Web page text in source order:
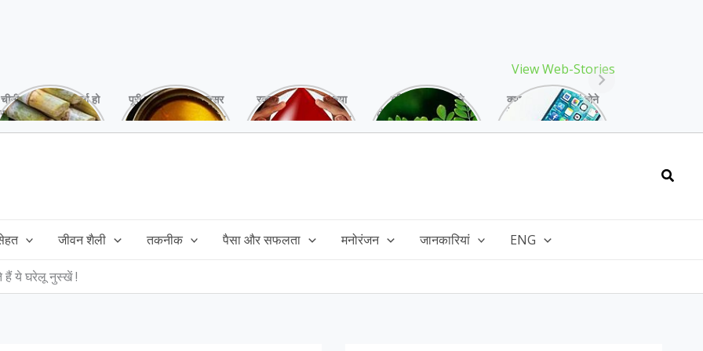
View Web-Stories
चीनी को कर दें ना, वर्ना हो
सकता है बहुत बड़ा नुक्सान
पूरी बनाने के बाद, अक्सर
तेल बच जाता है,ऐसे में
रक्तदान है ‘महादान’ क्या
आपने करवाया, स्वस्थ
गर्मियों में मिलने वाले
drumstick गुणों की खान
क्या storage full होने
के बाद मोबाइल हो रहा है
जीवन शैली तकनीक पैसा और सफलता मनोरंजन जानकारियां ENG
हैं ये घरेलू नुस्खें !